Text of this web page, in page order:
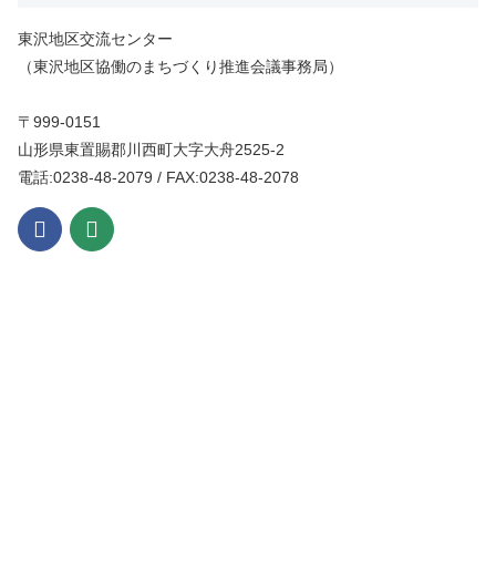
東沢地区交流センター
（東沢地区協働のまちづくり推進会議事務局）
〒999-0151
山形県東置賜郡川西町大字大舟2525-2
電話:0238-48-2079 / FAX:0238-48-2078